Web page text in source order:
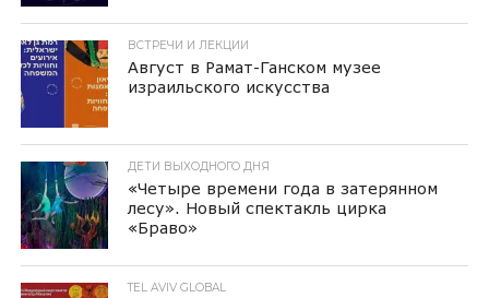
ВСТРЕЧИ И ЛЕКЦИИ
Август в Рамат-Ганском музее
израильского искусства
ДЕТИ ВЫХОДНОГО ДНЯ
«Четыре времени года в затерянном
лесу». Новый спектакль цирка
«Браво»
TEL AVIV GLOBAL